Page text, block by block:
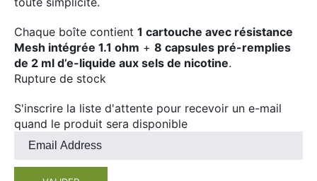
Chaque boîte contient 1 cartouche avec résistance
Mesh intégrée 1.1 ohm + 8 capsules pré-remplies
de 2 ml d’e-liquide aux sels de nicotine.
Rupture de stock
S'inscrire la liste d'attente pour recevoir un e-mail
quand le produit sera disponible
Entrez
adresse
SoGood
50ml
100ml
Booster E-Liquide